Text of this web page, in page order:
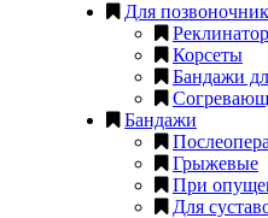
Для
Корсеты
Бандажи
Бандажи
Грыжевые
При
Для